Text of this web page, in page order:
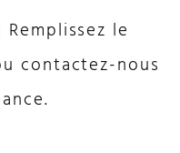
Remplissez le
contactez-nous